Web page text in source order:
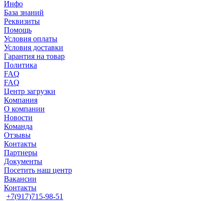
Инфо
База знаний
Реквизиты
Помощь
Условия оплаты
Условия доставки
Гарантия на товар
Политика
FAQ
FAQ
Центр загрузки
Компания
О компании
Новости
Команда
Отзывы
Контакты
Партнеры
Документы
Посетить наш центр
Вакансии
Контакты
+7(917)715-98-51